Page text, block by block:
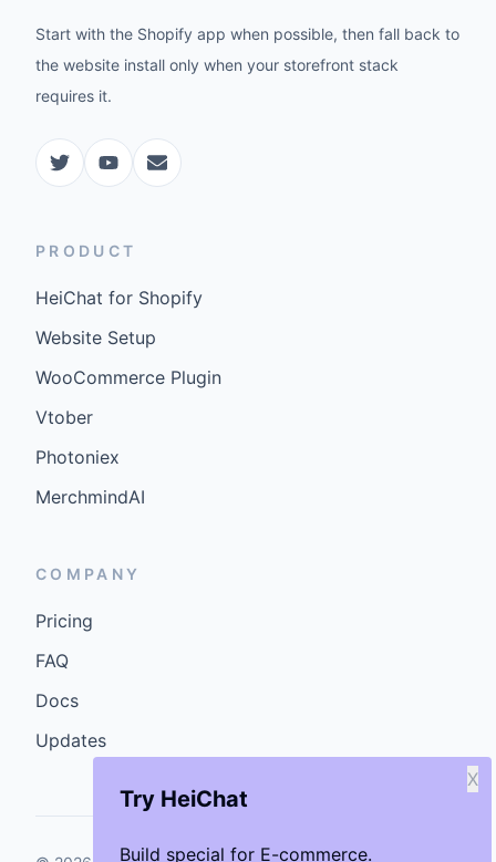
Try HeiChat
Build special for E-commerce.
X
Start with the Shopify app when possible, then fall back to
the website install only when your storefront stack
requires it.
PRODUCT
HeiChat for Shopify
Website Setup
WooCommerce Plugin
Vtober
Photoniex
MerchmindAI
COMPANY
Pricing
FAQ
Docs
Updates